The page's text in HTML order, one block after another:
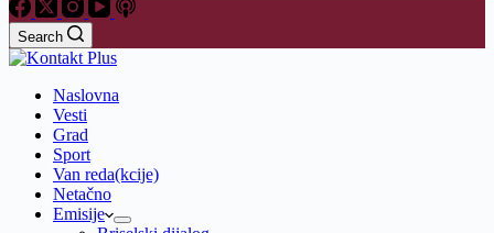
Search
Naslovna
Vesti
Grad
Sport
Van reda(kcije)
Netačno
Emisije